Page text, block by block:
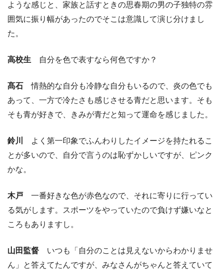
ような感じと、家族と話すときの思春期の男の子独特の雰
囲気に振り幅があったのでそこは意識して演じ分けまし
た。
高校生 自分を色で表すなら何色ですか？
髙石情熱的な自分も冷静な自分もいるので、炎の色でも
あって、一方で冷たさも感じさせる青だと思います。そも
そも青が好きで、きみが青だと知って運命を感じました。
鈴川
よく第一印象でふんわりしたイメージを持たれるこ
とが多いので、自分で言うのは恥ずかしいですが、ピンク
かな。
木戸 一番好きな色が赤色なので、それに寄りに行ってい
る気がします。スポーツをやっていたので負けず嫌いなと
ころもありますし。
山田監督 いつも「自分のことは見えないからわかりませ
ん」と答えてたんですが、みなさんがちゃんと答えていて